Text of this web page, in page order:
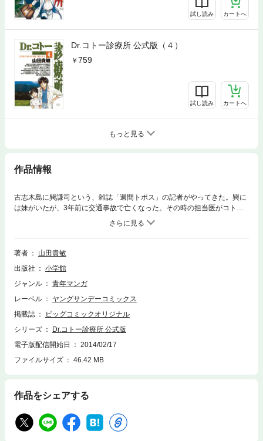
試し読み カートへ
Dr.コトー診療所 公式版（４）
759
試し読み カートへ
もっと見る
作品情報
古志木島に巽謙司という、雑誌「週間トポス」の記者がやってきた。巽に
は妹がいたが、3年前に交通事故で亡くなった。その時の担当医がコトー
で、妹が死んだのは、彼が適切な治療をしなかったためだと巽は言う。コ
トーを許すことができない巽は、彼を医療界から追放しようとしているた
のだった。コトーに反感を持つ漁労長・しげさんは、その話を聞き、早速
彼を島から追い出そうとするが…。
著者
山田貴敏
出版社
小学館
ジャンル
青年マンガ
レーベル
ヤングサンデーコミックス
掲載誌
ビッグコミックオリジナル
シリーズ
Dr.コトー診療所 公式版
電子版配信開始日
2014/02/17
ファイルサイズ
46.42 MB
作品をシェアする